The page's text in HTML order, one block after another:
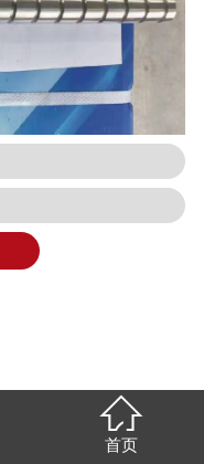

首页